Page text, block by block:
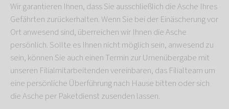
Wir garantieren Ihnen, dass Sie ausschließlich die Asche Ihres
Gefährten zurückerhalten. Wenn Sie bei der Einäscherung vor
Ort anwesend sind, überreichen wir Ihnen die Asche
persönlich. Sollte es Ihnen nicht möglich sein, anwesend zu
sein, können Sie auch einen Termin zur Urnenübergabe mit
unseren Filialmitarbeitenden vereinbaren, das Filialteam um
eine persönliche Überführung nach Hause bitten oder sich
die Asche per Paketdienst zusenden lassen.